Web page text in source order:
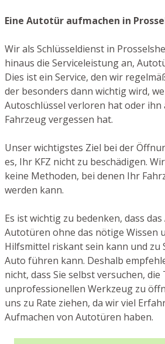
Eine Autotür aufmachen in
Wir als Schlüsseldienst in
hinaus die Serviceleistung an,
Dies ist ein Service, den wir
der besonders dann wichtig wird,
Autoschlüssel verloren hat oder ihn
Fahrzeug vergessen hat.
Unser wichtigstes Ziel bei der
es, Ihr KFZ nicht zu beschädigen.
keine Methoden, bei denen Ihr
werden kann.
Es ist wichtig zu bedenken, dass
Autotüren ohne das nötige Wissen
Hilfsmittel riskant sein kann und zu
Auto führen kann. Deshalb
nicht, dass Sie selbst versuchen,
unprofessionellen Werkzeug zu
uns zu Rate ziehen, da wir viel
Aufmachen von Autotüren haben.